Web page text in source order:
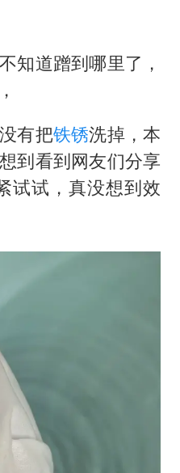
知道蹭到哪里了，
有把铁锈洗掉，本
到看到网友们分享
试试，真没想到效